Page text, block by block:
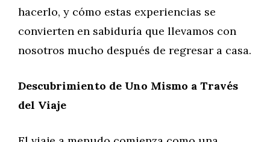
hacerlo, y cómo estas experiencias se
convierten en sabiduría que llevamos con
nosotros mucho después de regresar a casa.
Descubrimiento de Uno Mismo a Través
del Viaje